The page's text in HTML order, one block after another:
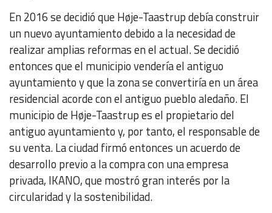
En 2016 se decidió que Høje-Taastrup debía construir
un nuevo ayuntamiento debido a la necesidad de
realizar amplias reformas en el actual. Se decidió
entonces que el municipio vendería el antiguo
ayuntamiento y que la zona se convertiría en un área
residencial acorde con el antiguo pueblo aledaño. El
municipio de Høje-Taastrup es el propietario del
antiguo ayuntamiento y, por tanto, el responsable de
su venta. La ciudad firmó entonces un acuerdo de
desarrollo previo a la compra con una empresa
privada, IKANO, que mostró gran interés por la
circularidad y la sostenibilidad.